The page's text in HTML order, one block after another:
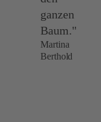
ganzen
Baum."
Martina
Berthold